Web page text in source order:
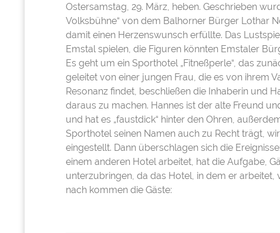
Ostersamstag, 29. März, heben. Geschrieben
Volksbühne“ von dem Balhorner Bürger Lothar
damit einen Herzenswunsch erfüllte. Das
Emstal spielen, die Figuren könnten Emstaler
Es geht um ein Sporthotel „Fitneßperle“, das
geleitet von einer jungen Frau, die es von ihrem
Resonanz findet, beschließen die Inhaberin und
daraus zu machen. Hannes ist der alte Freund
und hat es „faustdick“ hinter den Ohren,
Sporthotel seinen Namen auch zu Recht trägt,
eingestellt. Dann überschlagen sich die
einem anderen Hotel arbeitet, hat die Aufgabe,
unterzubringen, da das Hotel, in dem er
nach kommen die Gäste: